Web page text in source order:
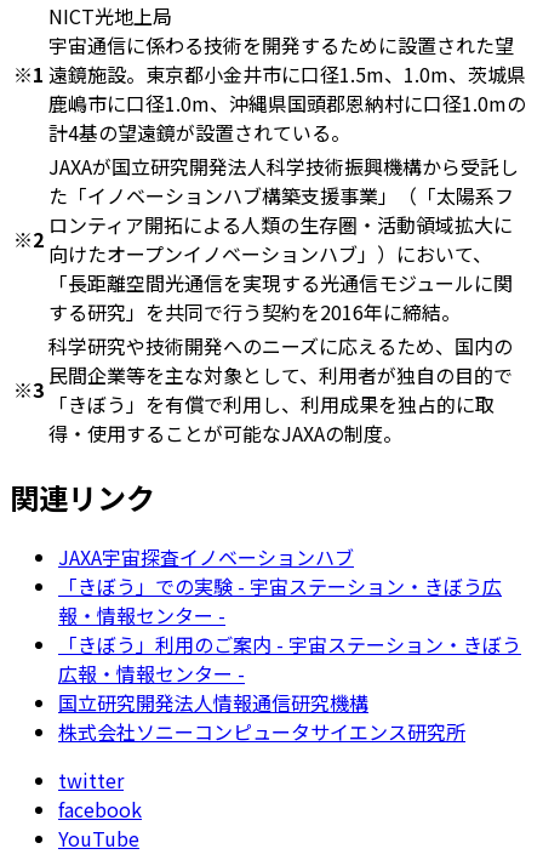
※1
NICT光地上局
宇宙通信に係わる技術を開発するために設置された望
遠鏡施設。東京都小金井市に口径1.5m、1.0m、茨城県
鹿嶋市に口径1.0m、沖縄県国頭郡恩納村に口径1.0mの
計4基の望遠鏡が設置されている。
※2
JAXAが国立研究開発法人科学技術振興機構から受託し
た「イノベーションハブ構築支援事業」（「太陽系フ
ロンティア開拓による人類の生存圏・活動領域拡大に
向けたオープンイノベーションハブ」）において、
「長距離空間光通信を実現する光通信モジュールに関
する研究」を共同で行う契約を2016年に締結。
※3
科学研究や技術開発へのニーズに応えるため、国内の
民間企業等を主な対象として、利用者が独自の目的で
「きぼう」を有償で利用し、利用成果を独占的に取
得・使用することが可能なJAXAの制度。
関連リンク
JAXA宇宙探査イノベーションハブ
「きぼう」での実験 - 宇宙ステーション・きぼう広
報・情報センター -
「きぼう」利用のご案内 - 宇宙ステーション・きぼう
広報・情報センター -
国立研究開発法人情報通信研究機構
株式会社ソニーコンピュータサイエンス研究所
twitter
facebook
YouTube